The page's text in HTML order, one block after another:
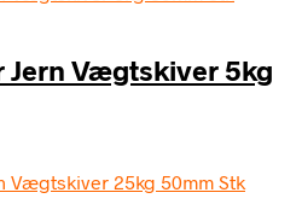
418,00 kr..
Jern Vægtskiver 5kg